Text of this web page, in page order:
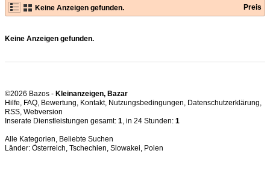
Keine Anzeigen gefunden. Preis
Keine Anzeigen gefunden.
©2026 Bazos - Kleinanzeigen, Bazar
Hilfe, FAQ, Bewertung, Kontakt, Nutzungsbedingungen, Datenschutzerklärung,
RSS,
Inserate Dienstleistungen gesamt: 1, in 24 Stunden: 1
Alle Kategorien, Beliebte Suchen
Länder: Österreich, Tschechien, Slowakei, Polen